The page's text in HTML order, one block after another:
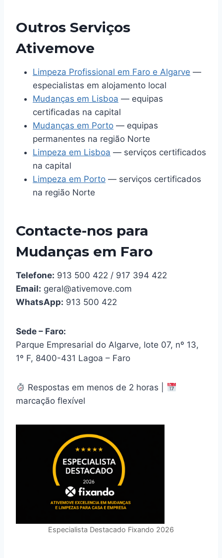
Outros Serviços
Ativemove
Limpeza Profissional em Faro e Algarve —
especialistas em alojamento local
Mudanças em Lisboa — equipas
certificadas na capital
Mudanças em Porto — equipas
permanentes na região Norte
Limpeza em Lisboa — serviços certificados
na capital
Limpeza em Porto — serviços certificados
na região Norte
Contacte-nos para
Mudanças em Faro
Telefone: 913 500 422 / 917 394 422
Email: geral@ativemove.com
WhatsApp: 913 500 422
Sede – Faro:
Parque Empresarial do Algarve, lote 07, nº 13,
1º F, 8400-431 Lagoa – Faro
Respostas em menos de 2 horas |
marcação flexível
Especialista Destacado Fixando 2026